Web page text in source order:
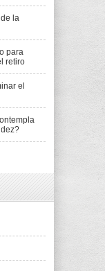
la
para
retiro
el